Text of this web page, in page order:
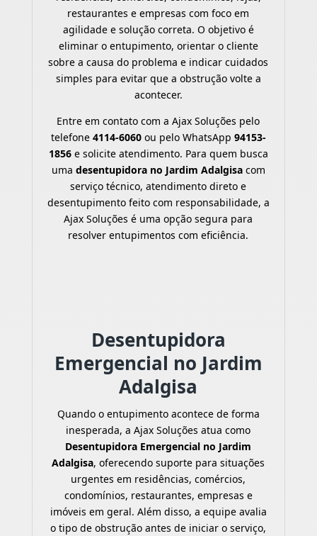
restaurantes e empresas com foco em
agilidade e solução correta. O objetivo é
eliminar o entupimento, orientar o cliente
sobre a causa do problema e indicar cuidados
simples para evitar que a obstrução volte a
acontecer.
Entre em contato com a Ajax Soluções pelo
telefone 4114-6060ou pelo WhatsApp 94153-
1856e solicite atendimento. Para quem busca
uma desentupidora no Jardim Adalgisacom
serviço técnico, atendimento direto e
desentupimento feito com responsabilidade, a
Ajax Soluções é uma opção segura para
resolver entupimentos com eficiência.
Desentupidora
Emergencial no Jardim
Adalgisa
Quando o entupimento acontece de forma
inesperada, a Ajax Soluções atua como
Desentupidora Emergencial no Jardim
Adalgisa, oferecendo suporte para situações
urgentes em residências, comércios,
condomínios, restaurantes, empresas e
imóveis em geral. Além disso, a equipe avalia
o tipo de obstrução antes de iniciar o serviço,